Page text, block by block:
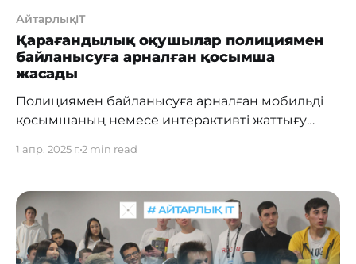
АйтарлықIT
Қарағандылық оқушылар полициямен
байланысуға арналған қосымша
жасады
Полициямен байланысуға арналған мобильді
қосымшаның немесе интерактивті жаттығу
жасау — кез келгеннің қолынан келе бермейтін
тәжірибе басты емес екенін дәлелдеді.
Жеңімпаздар қатарында студенттер мен
тәжірибелі бағдарламашылар ғана емес,
сонымен қатар бәсекеден қорықпай, мықты
1 апр. 2025 г.2 min read